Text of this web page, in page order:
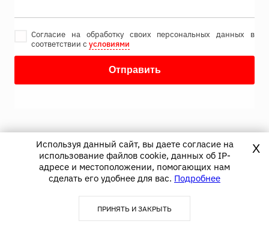
Согласие на обработку своих персональных данных в
соответствии с условиями
ОСТАЛИСЬ ВОПРОСЫ?
Оставьте заявку, мы свяжемся с Вами в
Используя данный сайт, вы даете согласие на
использование файлов cookie, данных об IP-
адресе и местоположении, помогающих нам
сделать его удобнее для вас. Подробнее
ПРИНЯТЬ И ЗАКРЫТЬ
X